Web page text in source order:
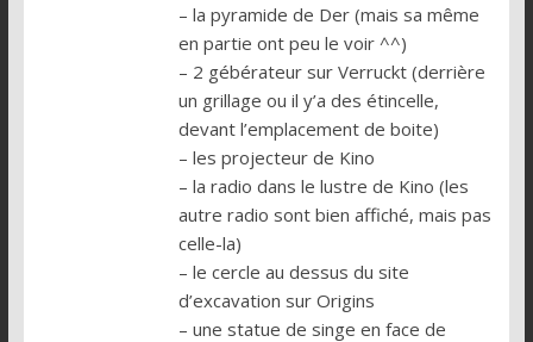
– la pyramide de Der (mais sa même
en partie ont peu le voir ^^)
– 2 gébérateur sur Verruckt (derrière
un grillage ou il y’a des étincelle,
devant l’emplacement de boite)
– les projecteur de Kino
– la radio dans le lustre de Kino (les
autre radio sont bien affiché, mais pas
celle-la)
– le cercle au dessus du site
d’excavation sur Origins
– une statue de singe en face de